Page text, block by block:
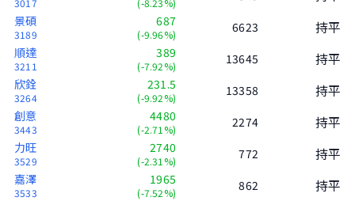
3017 (-8.23%)
景碩
3189
687
(-9.96%) 6623 持平
順達
3211
389
(-7.92%) 13645 持平
欣銓
3264
231.5
(-9.92%) 13358 持平
創意
3443
4480
(-2.71%) 2274 持平
力旺
3529
2740
(-2.31%) 772 持平
嘉澤
3533
1965
(-7.52%) 862 持平